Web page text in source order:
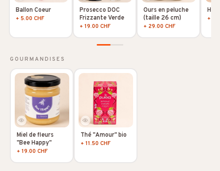
Ballon Coeur
+ 5.00 CHF
Prosecco DOC
Frizzante Verde
+ 19.00 CHF
Ours en peluche
(taille 26 cm)
+ 29.00 CHF
+
GOURMANDISES
Miel de fleurs
"Bee Happy"
+ 19.00 CHF
Thé "Amour" bio
+ 11.50 CHF